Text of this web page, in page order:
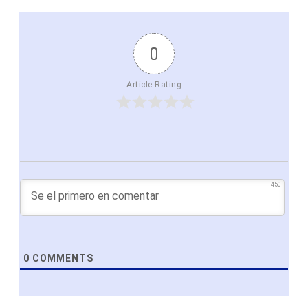
0
Article Rating
450
0 COMMENTS